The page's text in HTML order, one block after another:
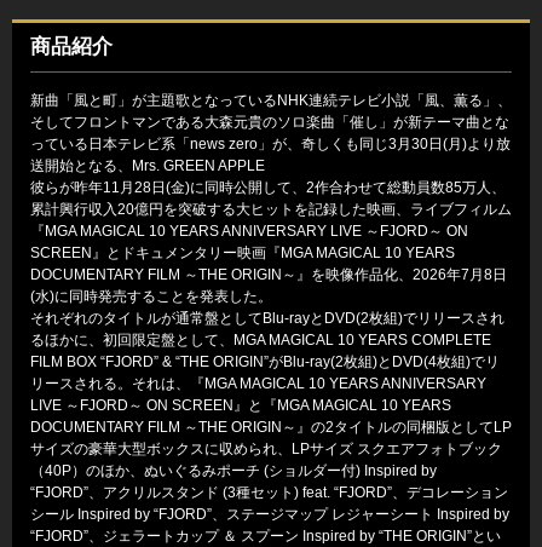
商品紹介
新曲「風と町」が主題歌となっているNHK連続テレビ小説「風、薫る」、
そしてフロントマンである大森元貴のソロ楽曲「催し」が新テーマ曲とな
っている日本テレビ系「news zero」が、奇しくも同じ3月30日(月)より放
送開始となる、Mrs. GREEN APPLE
彼らが昨年11月28日(金)に同時公開して、2作合わせて総動員数85万人、
累計興行収入20億円を突破する大ヒットを記録した映画、ライブフィルム
『MGA MAGICAL 10 YEARS ANNIVERSARY LIVE ～FJORD～ ON
SCREEN』とドキュメンタリー映画『MGA MAGICAL 10 YEARS
DOCUMENTARY FILM ～THE ORIGIN～』を映像作品化、2026年7月8日
(水)に同時発売することを発表した。
それぞれのタイトルが通常盤としてBlu-rayとDVD(2枚組)でリリースされ
るほかに、初回限定盤として、MGA MAGICAL 10 YEARS COMPLETE
FILM BOX “FJORD” & “THE ORIGIN”がBlu-ray(2枚組)とDVD(4枚組)でリ
リースされる。それは、『MGA MAGICAL 10 YEARS ANNIVERSARY
LIVE ～FJORD～ ON SCREEN』と『MGA MAGICAL 10 YEARS
DOCUMENTARY FILM ～THE ORIGIN～』の2タイトルの同梱版としてLP
サイズの豪華大型ボックスに収められ、LPサイズ スクエアフォトブック
（40P）のほか、ぬいぐるみポーチ (ショルダー付) Inspired by
“FJORD”、アクリルスタンド (3種セット) feat. “FJORD”、デコレーション
シール Inspired by “FJORD”、ステージマップ レジャーシート Inspired by
“FJORD”、ジェラートカップ ＆ スプーン Inspired by “THE ORIGIN”とい